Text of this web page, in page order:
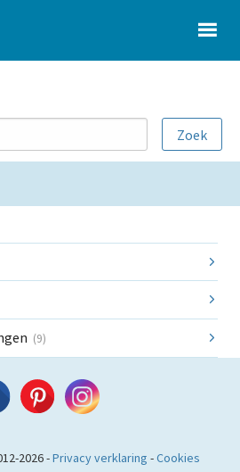
(9)
2026 -Privacy verklaring -Cookies